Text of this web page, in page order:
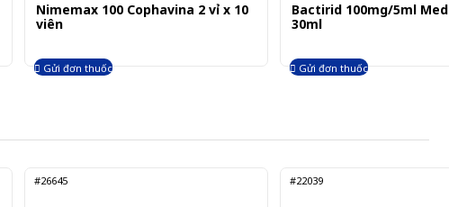
Nimemax 100 Cophavina 2 vỉ x 10
viên
Gửi đơn thuốc
Bactirid 100mg/5ml
30ml
Gửi đơn thuốc
#26645 #22039